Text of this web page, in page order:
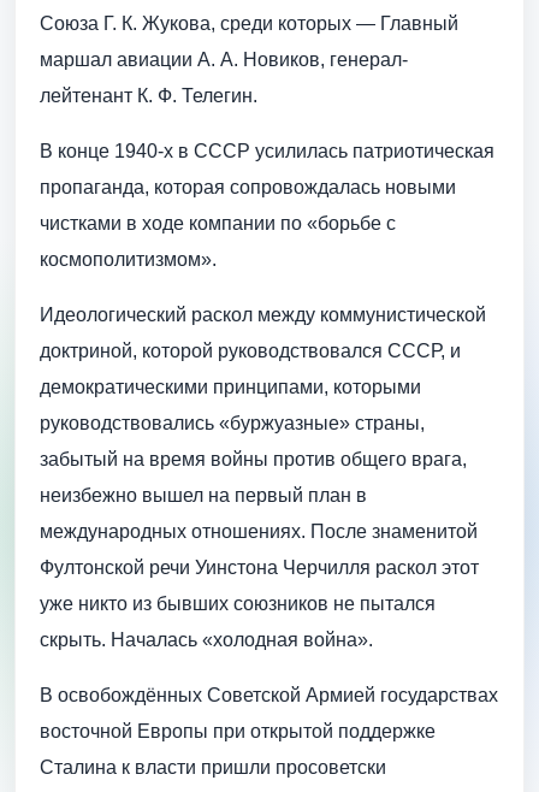
Союза Г. К. Жукова, среди которых — Главный
маршал авиации А. А. Новиков, генерал-
лейтенант К. Ф. Телегин.
В конце 1940-х в СССР усилилась патриотическая
пропаганда, которая сопровождалась новыми
чистками в ходе компании по «борьбе с
космополитизмом».
Идеологический раскол между коммунистической
доктриной, которой руководствовался СССР, и
демократическими принципами, которыми
руководствовались «буржуазные» страны,
забытый на время войны против общего врага,
неизбежно вышел на первый план в
международных отношениях. После знаменитой
Фултонской речи Уинстона Черчилля раскол этот
уже никто из бывших союзников не пытался
скрыть. Началась «холодная война».
В освобождённых Советской Армией государствах
восточной Европы при открытой поддержке
Сталина к власти пришли просоветски